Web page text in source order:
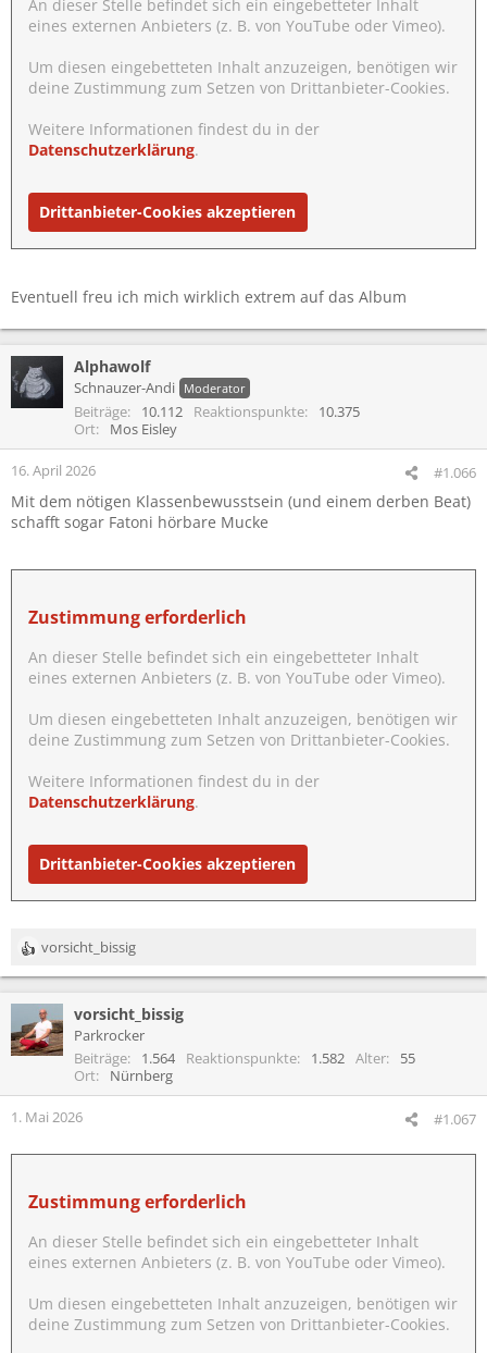
An dieser Stelle befindet sich ein eingebetteter Inhalt
eines externen Anbieters (z. B. von YouTube oder Vimeo).
Um diesen eingebetteten Inhalt anzuzeigen, benötigen wir
deine Zustimmung zum Setzen von Drittanbieter-Cookies.
Weitere Informationen findest du in der
Datenschutzerklärung.
Drittanbieter-Cookies akzeptieren
Eventuell freu ich mich wirklich extrem auf das Album
Alphawolf
Schnauzer-Andi Moderator
Beiträge 10.112 Reaktionspunkte
10.375
Ort
Mos Eisley
16. April 2026 #1.066
Mit dem nötigen Klassenbewusstsein (und einem derben Beat)
schafft sogar Fatoni hörbare Mucke
Zustimmung erforderlich
An dieser Stelle befindet sich ein eingebetteter Inhalt
eines externen Anbieters (z. B. von YouTube oder Vimeo).
Um diesen eingebetteten Inhalt anzuzeigen, benötigen wir
deine Zustimmung zum Setzen von Drittanbieter-Cookies.
Weitere Informationen findest du in der
Datenschutzerklärung.
Drittanbieter-Cookies akzeptieren
R
e
t
i
n
:
vorsicht_bissig
vorsicht_bissig
Parkrocker
Beiträge
1.564 Reaktionspunkte 1.582 Alter
55
Ort
Nürnberg
1. Mai 2026 #1.067
Zustimmung erforderlich
An dieser Stelle befindet sich ein eingebetteter Inhalt
eines externen Anbieters (z. B. von YouTube oder Vimeo).
Um diesen eingebetteten Inhalt anzuzeigen, benötigen wir
deine Zustimmung zum Setzen von Drittanbieter-Cookies.